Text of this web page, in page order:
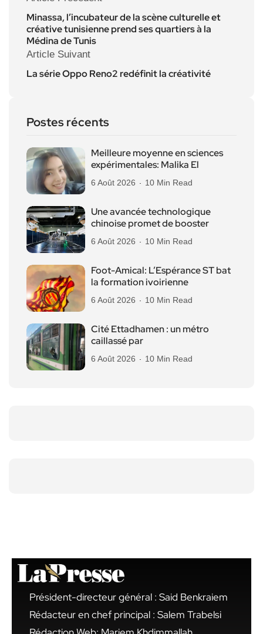
Minassa, l’incubateur de la scène culturelle et
créative tunisienne prend ses quartiers à la
Médina de Tunis
Article Suivant
La série Oppo Reno2 redéfinit la créativité
Postes récents
Meilleure moyenne en sciences
expérimentales: Malika El
6 Août 2026 10 Min Read
Une avancée technologique
chinoise promet de booster
6 Août 2026 10 Min Read
Foot-Amical: L’Espérance ST bat
la formation ivoirienne
6 Août 2026 10 Min Read
Cité Ettadhamen : un métro
caillassé par
6 Août 2026 10 Min Read
Président-directeur général : Said Benkraiem
Rédacteur en chef principal : Salem Trabelsi